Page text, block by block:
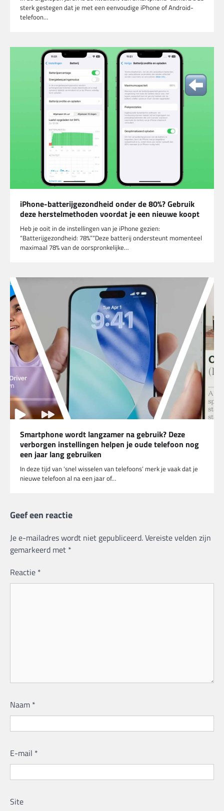
sterk gestegen dat je met een eenvoudige iPhone of Android-
telefoon…
iPhone-batterijgezondheid onder de 80%? Gebruik
deze herstelmethoden voordat je een nieuwe koopt
Heb je ooit in de instellingen van je iPhone gezien:
“Batterijgezondheid: 78%”“Deze batterij ondersteunt momenteel
maximaal 78% van de oorspronkelijke…
Smartphone wordt langzamer na gebruik? Deze
verborgen instellingen helpen je oude telefoon nog
een jaar lang gebruiken
In deze tijd van ‘snel wisselen van telefoons’ merk je vaak dat je
nieuwe telefoon al na een jaar of…
Geef een reactie
Je e-mailadres wordt niet gepubliceerd.Vereiste velden zijn
gemarkeerd met *
Reactie *
Naam *
E-mail *
Site